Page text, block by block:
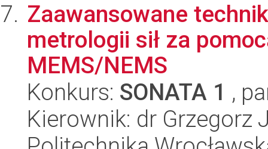
Zaawansowane
metrologii sił za
MEMS/NEMS
Konkurs: SONATA 1 ,
Kierownik: dr Grzegorz